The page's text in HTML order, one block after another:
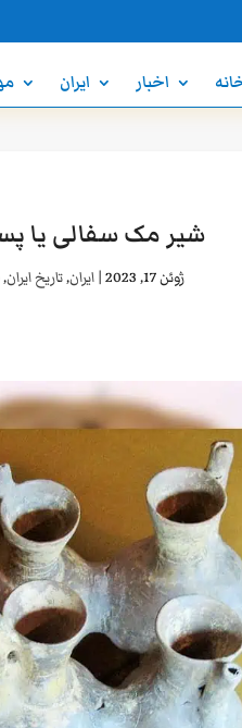
اخبار ایران
شیر مک سفالی یا
ژوئن 17, 2023 |ایران,تاریخ ایران,